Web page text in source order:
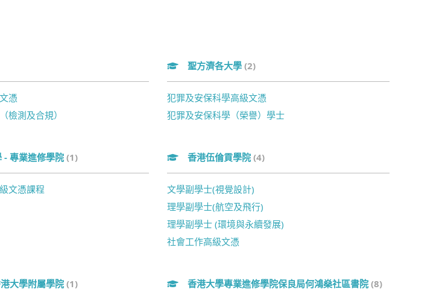
憑
檢測及合規）
聖方濟各大學(2)
犯罪及安保科學高級文憑
犯罪及安保科學（榮譽）學士
- 專業進修學院(1)
文憑課程
香港伍倫貢學院(4)
文學副學士(視覺設計)
理學副學士(航空及飛行)
理學副學士 (環境與永續發展)
社會工作高級文憑
大學附屬學院 (1) 香港大學專業進修學院保良局何鴻燊社區書院(8)